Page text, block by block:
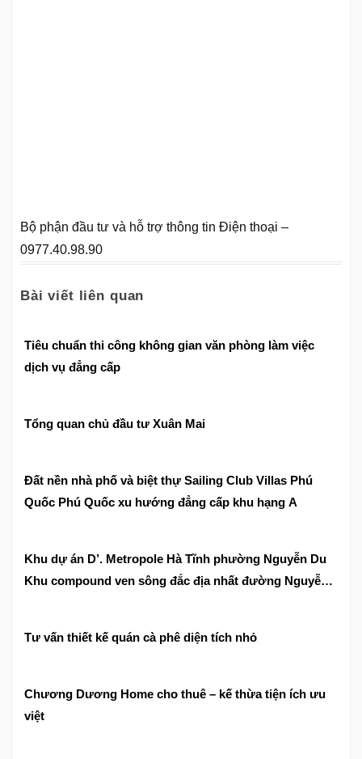
Bộ phận đầu tư và hỗ trợ thông tin Điện thoại –
0977.40.98.90
Bài viết liên quan
Tiêu chuẩn thi công không gian văn phòng làm việc
dịch vụ đẳng cấp
Tổng quan chủ đầu tư Xuân Mai
Đất nền nhà phố và biệt thự Sailing Club Villas Phú
Quốc Phú Quốc xu hướng đẳng cấp khu hạng A
Khu dự án D’. Metropole Hà Tĩnh phường Nguyễn Du
Khu compound ven sông đắc địa nhất đường Nguyễn
Tư vấn thiết kế quán cà phê diện tích nhỏ
Chương Dương Home cho thuê – kế thừa tiện ích ưu
việt